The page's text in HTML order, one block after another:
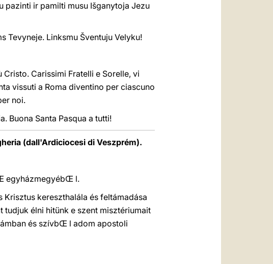
pazinti ir pamilti musu Išganytoja Jezu
Tevyneje. Linksmu Šventuju Velyku!
Carissimi Fratelli e Sorelle, vi
vissuti a Roma diventino per ciascuno
noi.
Buona Santa Pasqua a tutti!
(dall'Ardiciocesi di Veszprém).
egyházmegyébŒ l.
kereszthalála és feltámadása
tudjuk élni hitünk e szent misztériumait
és szívbŒ l adom apostoli